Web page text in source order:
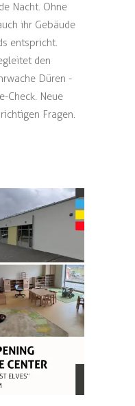
Nacht. Ohne
ihr Gebäude
entspricht.
den
Düren -
Check. Neue
Fragen.